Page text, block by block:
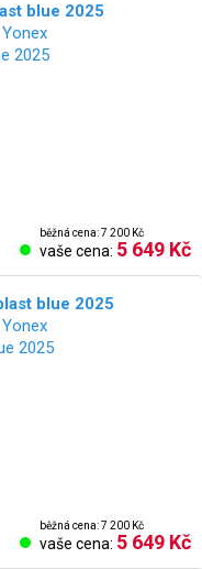
blue 2025
běžná cena: 7 200 Kč
vaše cena: 5 649 Kč
blue 2025
běžná cena: 7 200 Kč
vaše cena: 5 649 Kč